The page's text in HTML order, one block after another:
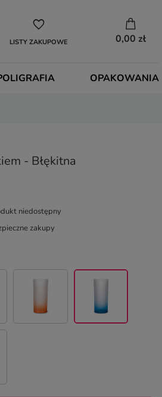
LISTY ZAKUPOWE 0,00 zł
OPAKOWANIA
- Błękitna
niedostępny
zakupy